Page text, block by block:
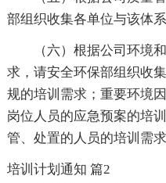
部组织收集各单位与该体
（六）根据公司环境
求，请安全环保部组织收
规的培训需求；重要环境
岗位人员的应急预案的培
管、处置的人员的培训需求
培训计划通知 篇2